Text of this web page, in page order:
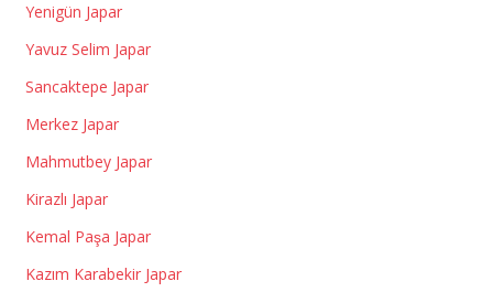
Yenigün Japar
Yavuz Selim Japar
Sancaktepe Japar
Merkez Japar
Mahmutbey Japar
Kirazlı Japar
Kemal Paşa Japar
Kazım Karabekir Japar